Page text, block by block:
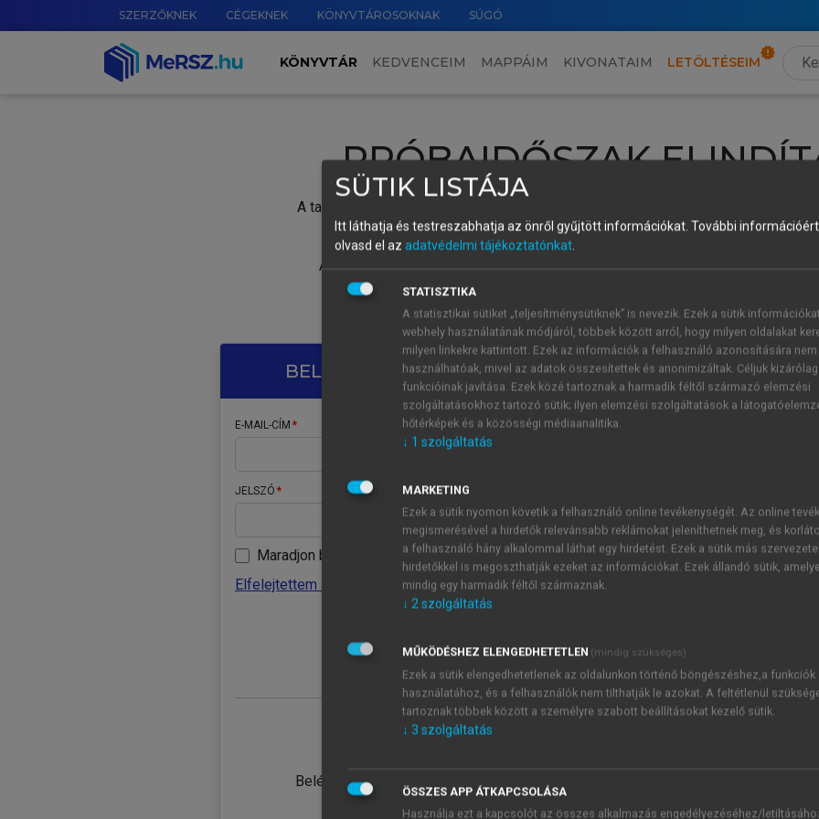
SZERZŐKNEK CÉGEKNEK KÖNYVTÁROSOKNAK SÚGÓ
KÖNYVTÁR KEDVENCEIM MAPPÁIM KIVONATAIM LETÖLTÉSEIM
PRÓBAIDŐSZAK
A tartalom megtekintéséhez lépj be a saját fiókoddal, iskolai azonosítóddal vagy
Új felhasználóként1 óra díjmentes hozzáférésrevagy
A próbaidőszak elindításához,
vagy hozz
A regisztráció után a
BELÉPÉS SAJÁT FIÓKKAL
E-MAIL-CÍM
JELSZÓ
Maradjon belépve
Elfelejtettem a jelszavamat
Belépés intézményi azonosítóval
ÚJ FIÓK
1 óra
JELSZÓ
Kérek értesítést a MeRSZ
Kérek értesítést az
SÜTIK LISTÁJA
Itt láthatja és testreszabhatja az önről gyűjtött információkat. További
olvasd el az adatvédelmi tájékoztatónkat.
STATISZTIKA
A statisztikai sütiket „teljesítménysütiknek” is nevezik. Ezek a sütik
webhely használatának módjáról, többek között arról, hogy milyen oldalakat
milyen linkekre kattintott. Ezek az információk a felhasználó azonosítására nem
használhatóak, mivel az adatok összesítettek és anonimizáltak. Céljuk
funkcióinak javítása. Ezek közé tartoznak a harmadik féltől származó elemzési
szolgáltatásokhoz tartozó sütik; ilyen elemzési szolgáltatások a
hőtérképek és a közösségi médiaanalitika.
↓ 1 szolgáltatás
MARKETING
Ezek a sütik nyomon követik a felhasználó online tevékenységét. Az online
megismerésével a hirdetők relevánsabb reklámokat jeleníthetnek meg, és
a felhasználó hány alkalommal láthat egy hirdetést. Ezek a sütik más
hirdetőkkel is megoszthatják ezeket az információkat. Ezek állandó sütik,
mindig egy harmadik féltől származnak.
↓ 2szolgáltatás
MŰKÖDÉSHEZ ELENGEDHETETLEN (mindig szükséges)
Ezek a sütik elengedhetetlenek az oldalunkon történő böngészéshez,a funkciók
használatához, és a felhasználók nem tilthatják le azokat. A feltétlenül
tartoznak többek között a személyre szabott beállításokat kezelő sütik.
↓ 3 szolgáltatás
ÖSSZES APP ÁTKAPCSOLÁSA
Használja ezt a kapcsolót az összes alkalmazás engedélyezéséhez/